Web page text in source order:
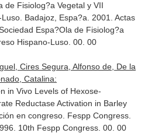
de Fisiolog?a Vegetal y VII
Badajoz, Espa?a. 2001. Actas
Espa?Ola de Fisiolog?a
Hispano-Luso. 00. 00
Cires Segura, Alfonso de, De la
Catalina:
in Vivo Levels of Hexose-
Reductase Activation in Barley
en congreso. Fespp Congress.
10th Fespp Congress. 00. 00